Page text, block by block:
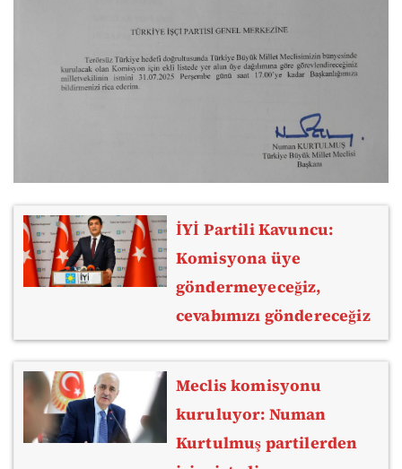
İYİ Partili Kavuncu:
Komisyona üye
göndermeyeceğiz,
cevabımızı göndereceğiz
Meclis komisyonu
kuruluyor: Numan
Kurtulmuş partilerden